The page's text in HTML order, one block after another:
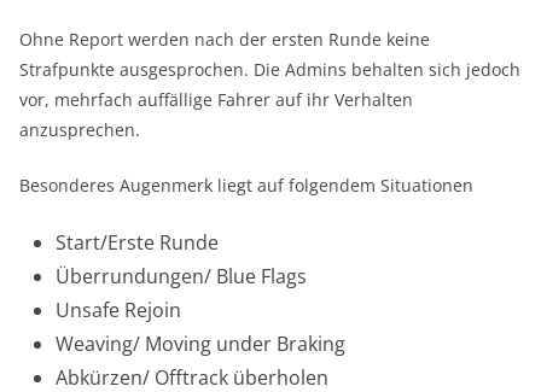
Ohne Report werden nach der ersten Runde keine
Strafpunkte ausgesprochen. Die Admins behalten sich jedoch
vor, mehrfach auffällige Fahrer auf ihr Verhalten
anzusprechen.
Besonderes Augenmerk liegt auf folgendem Situationen
Start/Erste Runde
Überrundungen/ Blue Flags
Unsafe Rejoin
Weaving/ Moving under Braking
Abkürzen/ Offtrack überholen